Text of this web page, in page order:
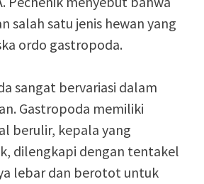
salah satu jenis hewan yang
ordo gastropoda.
sangat bervariasi dalam
Gastropoda memiliki
berulir, kepala yang
dilengkapi dengan tentakel
lebar dan berotot untuk